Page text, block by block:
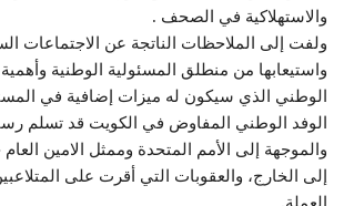
والاستهلاكية في الصحف .
ولفت إلى الملاحظات الناتجة عن الاجتماعات
واستيعابها من منطلق المسئولية الوطنية
الوطني الذي سيكون له ميزات إضافية في
الوفد الوطني المفاوض في الكويت قد تسلم
والموجهة إلى الأمم المتحدة وممثل الامين
إلى الخارج، والعقوبات التي أقرت على